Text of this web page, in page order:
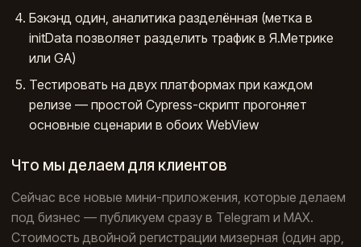
Бэкэнд один, аналитика разделённая (метка в
initData позволяет разделить трафик в Я.Метрике
или GA)
Тестировать на двух платформах при каждом
релизе — простой Cypress-скрипт прогоняет
основные сценарии в обоих WebView
Что мы делаем для клиентов
Сейчас все новые мини-приложения, которые делаем
под бизнес — публикуем сразу в Telegram и MAX.
Стоимость двойной регистрации мизерная (один app,